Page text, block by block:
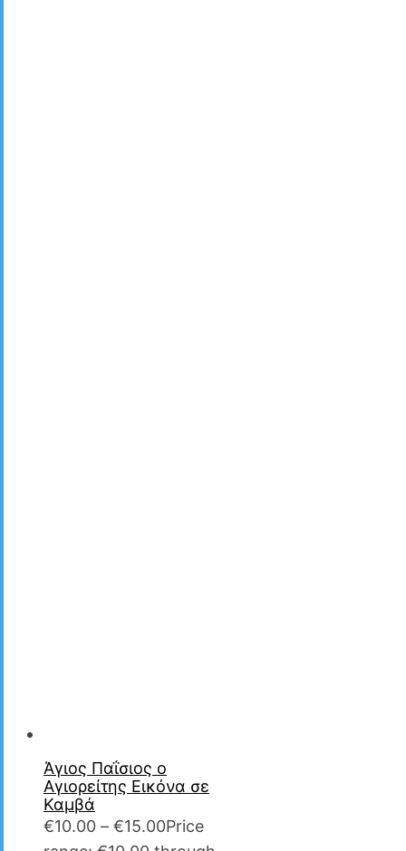
Άγιος Παΐσιος ο
Αγιορείτης Εικόνα σε
Καμβά
€10.00 – €15.00Price